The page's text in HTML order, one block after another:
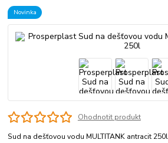
Novinka
Ohodnotit produkt
Sud na dešťovou vodu MULTITANK antracit